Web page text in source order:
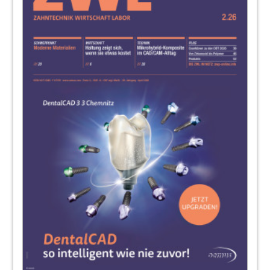
ZTM Cornel Weber
CAD/CAM: Fräsergebnis überzeugt und
passt genau
ZT, Dipl.-Betriebsw. (FH) Jörg Boger
Fortbildung: Digitale Dentale Technologien
2011 - Von Additiv bis Zirkon
Expertensymposien: Mehr Wissen zu
Implantatprothetik und Vollkeramik
Dr. Gisela Peters
Produkte
ZWL Zahntechnik Wirtschaft Labor